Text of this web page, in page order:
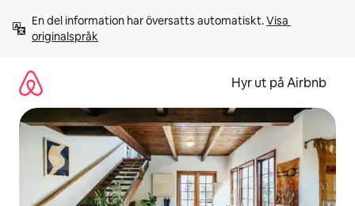
innehåll
En del information har översatts automatiskt. Visa
originalspråk
Hyr ut på Airbnb